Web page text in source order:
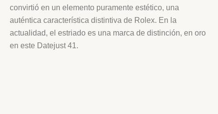
convirtió en un elemento puramente estético, una
auténtica característica distintiva de Rolex. En la
actualidad, el estriado es una marca de distinción, en oro
en este Datejust 41.